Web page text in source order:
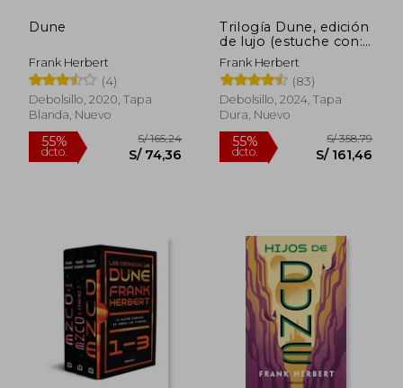
40%
dcto. S/ 67,89
55%
dcto.
Dune
Frank Herbert
(4)
Debolsillo, 2020, Tapa
Blanda, Nuevo
Trilogía Dune, edición
de lujo (estuche con:
Dune | El mesías de
Dune | Hijos de Dune)
Frank Herbert
(83)
Debolsillo, 2024, Tapa
Dura, Nuevo